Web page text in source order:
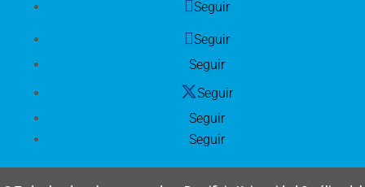
Seguir
Seguir
Seguir
Seguir
Seguir
Seguir